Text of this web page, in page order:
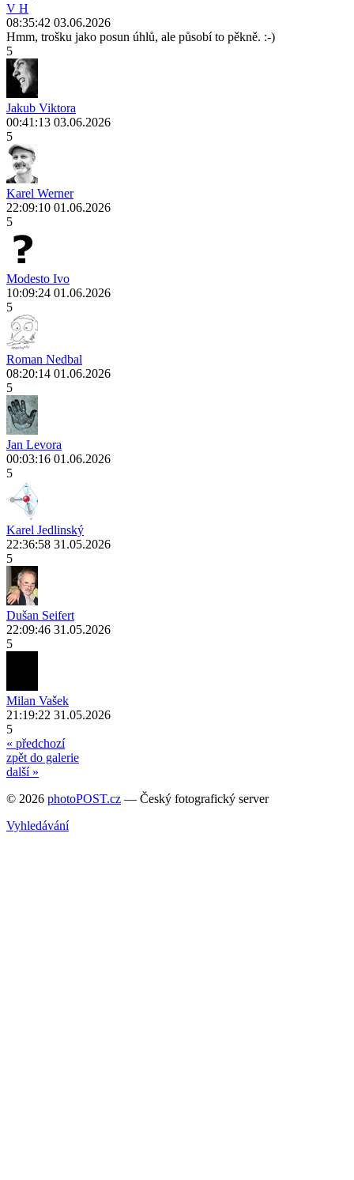
V H
08:35:42 03.06.2026
Hmm, trošku jako posun úhlů, ale působí to pěkně. :-)
5
Jakub Viktora
00:41:13 03.06.2026
5
Karel Werner
22:09:10 01.06.2026
5
Modesto Ivo
10:09:24 01.06.2026
5
Roman Nedbal
08:20:14 01.06.2026
5
Jan Levora
00:03:16 01.06.2026
5
Karel Jedlinský
22:36:58 31.05.2026
5
Dušan Seifert
22:09:46 31.05.2026
5
Milan Vašek
21:19:22 31.05.2026
5
« předchozí
zpět do galerie
další »
© 2026 photoPOST.cz — Český fotografický server
Vyhledávání